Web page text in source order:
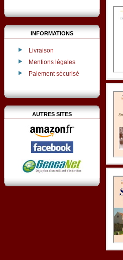
INFORMATIONS
Livraison
Mentions légales
Paiement sécurisé
AUTRES SITES